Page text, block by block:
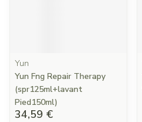
Yun
Yun Fng Repair Therapy
(spr125ml+lavant
Pied150ml)
34,59 €